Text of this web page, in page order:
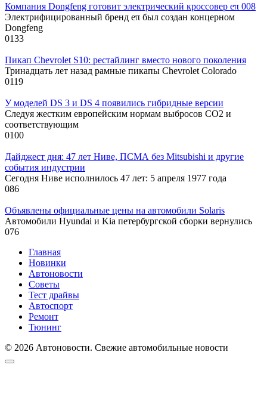
Компания Dongfeng готовит электрический кроссовер eπ 008
Электрифицированный бренд eπ был создан концерном
Dongfeng
0133
Пикап Chevrolet S10: рестайлинг вместо нового поколения
Тринадцать лет назад рамные пикапы Chevrolet Colorado
0119
У моделей DS 3 и DS 4 появились гибридные версии
Следуя жестким европейским нормам выбросов CO2 и
соответствующим
0100
Дайджест дня: 47 лет Ниве, ПСМА без Mitsubishi и другие
события индустрии
Сегодня Ниве исполнилось 47 лет: 5 апреля 1977 года
086
Объявлены официальные цены на автомобили Solaris
Автомобили Hyundai и Kia петербургской сборки вернулись
076
Главная
Новинки
Автоновости
Советы
Тест драйвы
Автоспорт
Ремонт
Тюнинг
© 2026 Автоновости. Свежие автомобильные новости